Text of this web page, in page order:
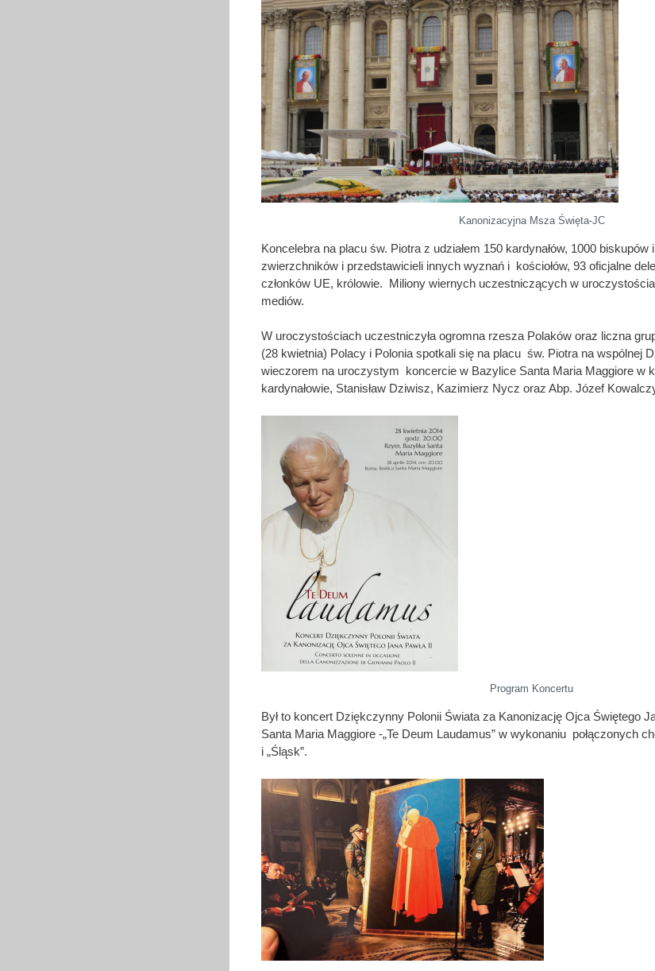
Kanonizacyjna Msza Święta-JC
Koncelebra na placu św. Piotra z udziałem 150 kardynałów, 1000
zwierzchników i przedstawicieli innych wyznań i kościołów, 93 oficjalne
członków UE, królowie. Miliony wiernych uczestniczących w
mediów.
W uroczystościach uczestniczyła ogromna rzesza Polaków oraz liczna
(28 kwietnia) Polacy i Polonia spotkali się na placu św. Piotra na wspólnej
wieczorem na uroczystym koncercie w Bazylice Santa Maria Maggiore w
kardynałowie, Stanisław Dziwisz, Kazimierz Nycz oraz Abp. Józef
Program Koncertu
Był to koncert Dziękczynny Polonii Świata za Kanonizację Ojca Świętego
Santa Maria Maggiore -„Te Deum Laudamus” w wykonaniu połączonych
i „Śląsk”.